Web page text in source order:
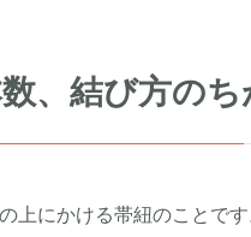
、結び方のち
上にかける帯紐のことで